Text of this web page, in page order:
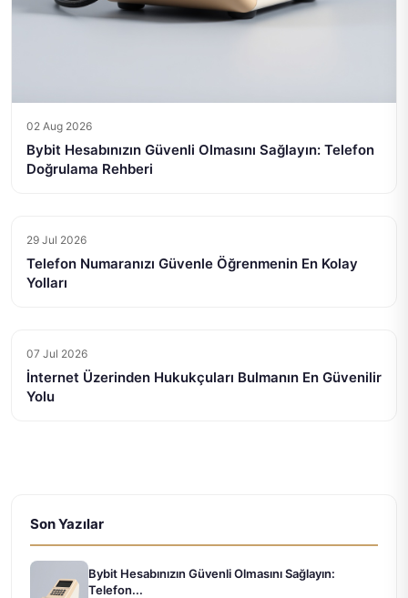
02 Aug 2026
Bybit Hesabınızın Güvenli Olmasını Sağlayın: Telefon
Doğrulama Rehberi
29 Jul 2026
Telefon Numaranızı Güvenle Öğrenmenin En Kolay
Yolları
07 Jul 2026
İnternet Üzerinden Hukukçuları Bulmanın En Güvenilir
Yolu
Son Yazılar
Bybit Hesabınızın Güvenli Olmasını Sağlayın:
Telefon...